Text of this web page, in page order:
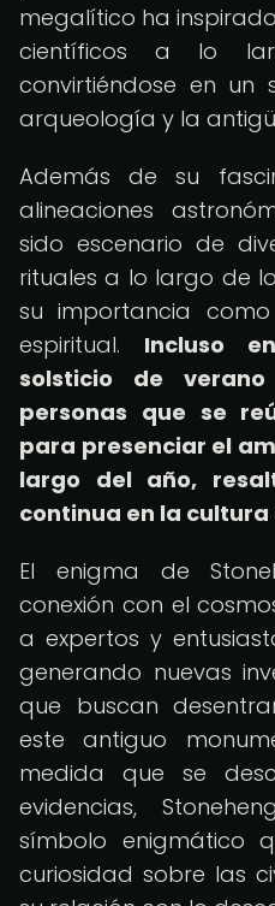
megalítico ha
científicos a lo
convirtiéndose en un
arqueología y la
Además de su
alineaciones
sido escenario de
rituales a lo largo de
su importancia
espiritual. Incluso
solsticio de
personas que se
para presenciar el
largo del año,
continua en la
El enigma de
conexión con el
a expertos y
generando nuevas
que buscan
este antiguo
medida que se
evidencias,
símbolo enigmático
curiosidad sobre las